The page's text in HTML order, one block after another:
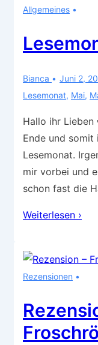
Allgemeines
Bianca Juni 2,
Lesemonat, Mai,
Hallo ihr Lieben
Ende und somit
Lesemonat.
mir vorbei und
schon fast die
Lesemonat
2019
Weiterlesen ›
Rezensionen